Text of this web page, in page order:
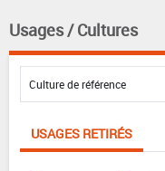
Usages / Cultures
USAGES RETIRÉS